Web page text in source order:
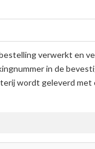
verwerkt en
in de
wordt geleverd met